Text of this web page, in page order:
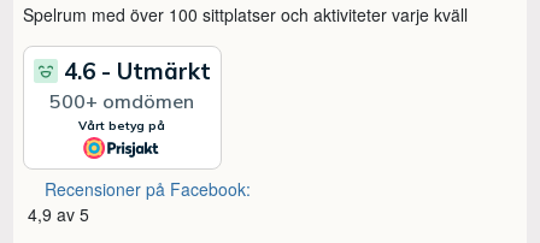
Spelrum med över 100 sittplatser och aktiviteter varje kväll
Recensioner på Facebook:
4,9 av 5